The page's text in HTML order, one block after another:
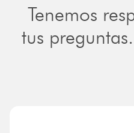
Tenemos
tus